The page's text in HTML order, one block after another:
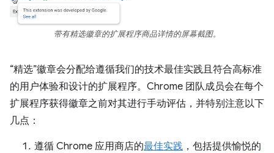
带有精选徽章的扩展程序商品详情的屏幕截图。
“精选”徽章会分配给遵循我们的技术最佳实践且符合高标准
的用户体验和设计的扩展程序。Chrome 团队成员会在每个
扩展程序获得徽章之前对其进行手动评估，并特别注意以下
几点：
遵循 Chrome 应用商店的最佳实践 ，包括提供愉悦的